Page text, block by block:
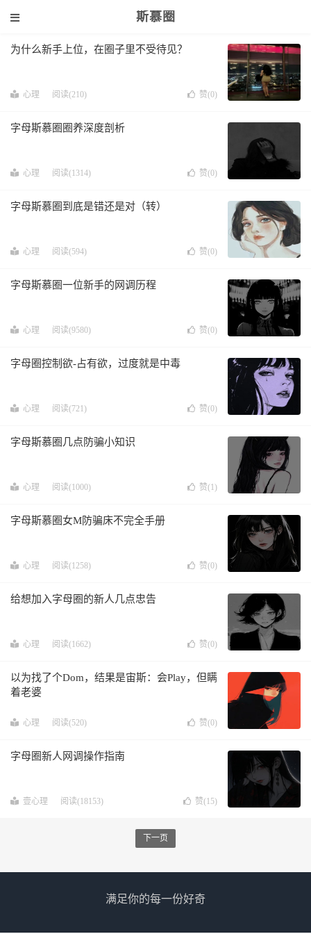
斯慕圈
为什么新手上位，在圈子里不受待见？
心理 阅读(210) 赞(0)
字母斯慕圈圈养深度剖析
心理 阅读(1314) 赞(0)
字母斯慕圈到底是错还是对（转）
心理 阅读(594) 赞(0)
字母斯慕圈一位新手的网调历程
心理 阅读(9580) 赞(0)
字母圈控制欲-占有欲，过度就是中毒
心理 阅读(721) 赞(0)
字母斯慕圈几点防骗小知识
心理 阅读(1000) 赞(1)
字母斯慕圈女M防骗床不完全手册
心理 阅读(1258) 赞(0)
给想加入字母圈的新人几点忠告
心理 阅读(1662) 赞(0)
以为找了个Dom，结果是宙斯：会Play，但瞒
着老婆
心理 阅读(520) 赞(0)
字母圈新人网调操作指南
壹心理 阅读(18153) 赞(15)
下一页
满足你的每一份好奇